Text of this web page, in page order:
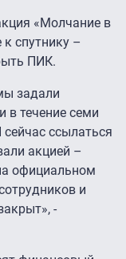
«Молчание в
спутнику –
ПИК.
задали
течение семи
ссылаться
акцией –
официальном
и
-